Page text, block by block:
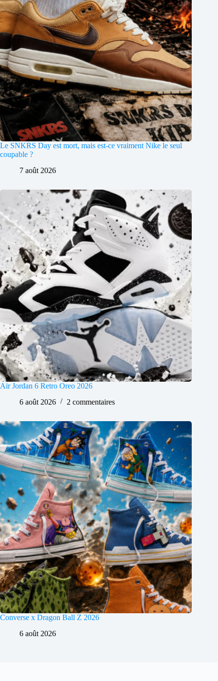
Le SNKRS Day est mort, mais est-ce vraiment Nike le seul
coupable ?
7 août 2026
Air Jordan 6 Retro Oreo 2026
6 août 2026
2 commentaires
Converse x Dragon Ball Z 2026
6 août 2026